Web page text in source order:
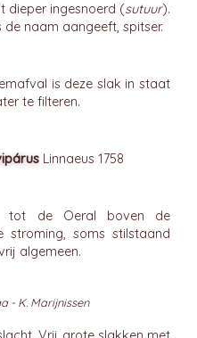
dieper ingesnoerd (sutuur).
naam aangeeft, spitser.
is deze slak in staat
te filteren.
Linnaeus 1758
tot de Oeral boven de
stroming, soms stilstaand
algemeen.
- K. Marijnissen